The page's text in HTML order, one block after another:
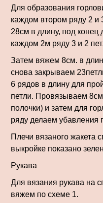
Для образования
каждом втором ряду 2
28см в длину, под
каждом 2м ряду 3 и 2
Затем вяжем 8см. в
снова закрываем
6 рядов в длину для
петли. Провязываем
полочки) и затем для
ряду делаем убавления
Плечи вязаного жакета
выкройке показано
Рукава
Для вязания рукава на
вяжем по схеме 1.